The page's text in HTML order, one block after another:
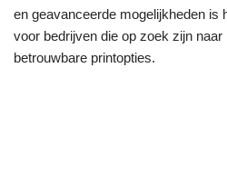
en geavanceerde mogelijkheden is
voor bedrijven die op zoek zijn naar
betrouwbare printopties.